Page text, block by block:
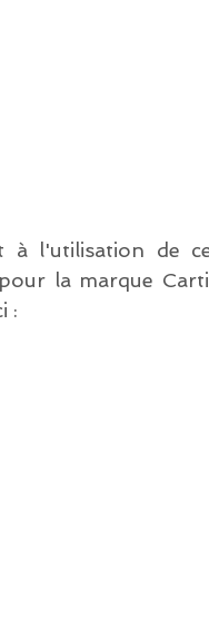
à l'utilisation de
la marque
: